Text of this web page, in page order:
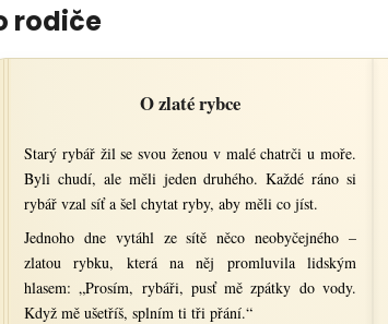
rodiče
O zlaté rybce
Starý rybář žil se svou ženou v malé chatrči u moře.
Byli chudí, ale měli jeden druhého. Každé ráno si
rybář vzal síť a šel chytat ryby, aby měli co jíst.
Jednoho dne vytáhl ze sítě něco neobyčejného –
zlatou rybku, která na něj promluvila lidským
hlasem: „Prosím, rybáři, pusť mě zpátky do vody.
Když mě ušetříš, splním ti tři přání.“